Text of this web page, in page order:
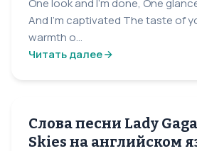
One look and I'm done, One
And I'm captivated The taste of
warmth o...
Читать далее
Слова песни Lady
Skies на английском